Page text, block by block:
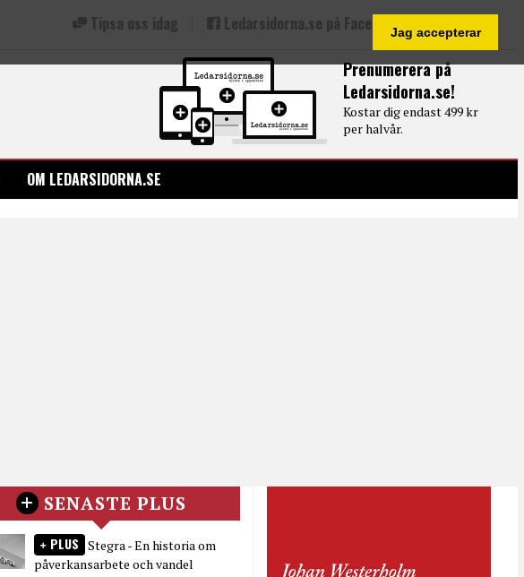
Jag accepterar
Prenumerera på
Ledarsidorna.se!
Kostar dig endast 499 kr
per halvår.
Tipsa oss idag Ledarsidorna.se på Facebook
OM LEDARSIDORNA.SE
SENASTE PLUS
PLUS Stegra - En historia om
påverkansarbete och vandel